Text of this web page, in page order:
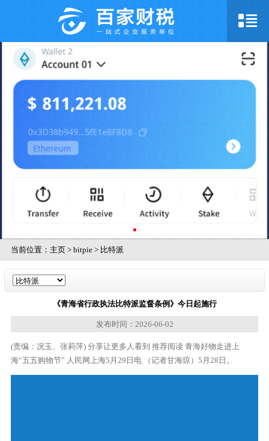
当前位置： 主页> bitpie> 比特派
《青海省行政执法比特派监督条例》今日起施行
发布时间：2026-06-02
(责编：况玉、张莉萍) 分享让更多人看到 推荐阅读 青海好物走进上
海“五五购物节” 人民网上海5月29日电 （记者甘海琼）5月28日。